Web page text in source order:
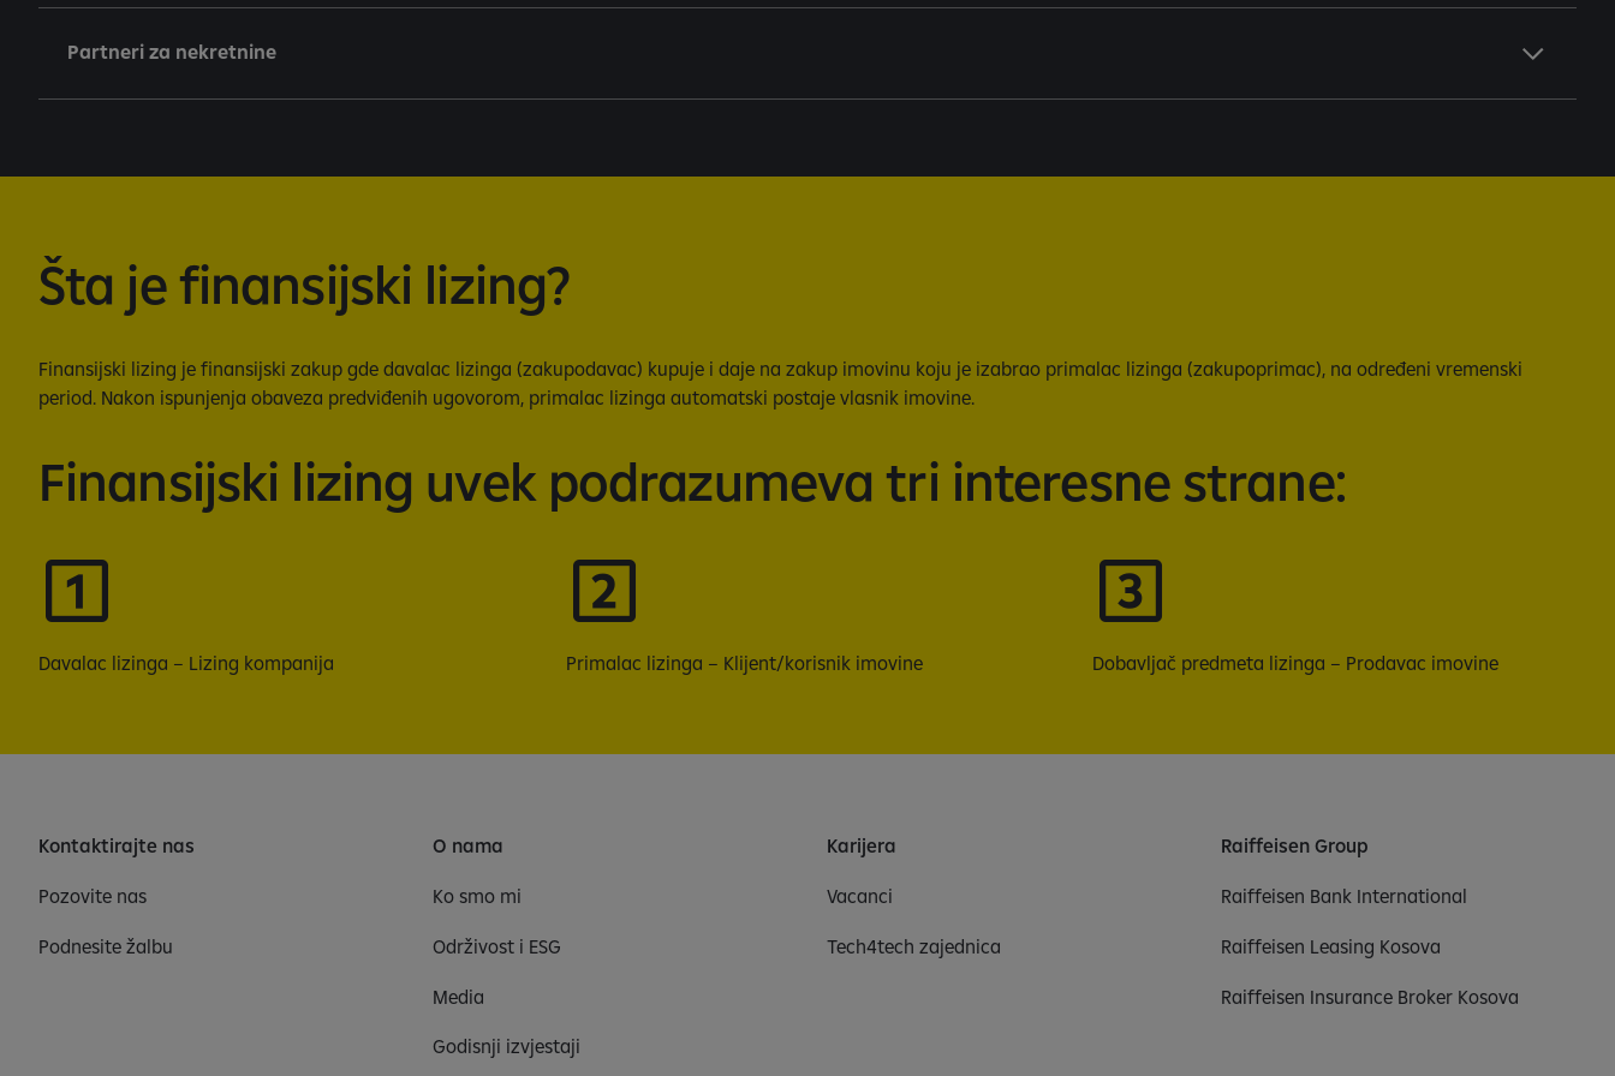
Partneri za nekretnine
Šta je finansijski lizing?
Finansijski lizing je finansijski zakup gde davalac lizinga (zakupodavac) kupuje i daje na zakup imovinu koju je izabrao primalac lizinga (zakupoprimac), na određeni vremenski
period. Nakon ispunjenja obaveza predviđenih ugovorom, primalac lizinga automatski postaje vlasnik imovine.
Finansijski lizing uvek podrazumeva tri interesne strane:
Davalac lizinga – Lizing kompanija Primalac lizinga – Klijent/korisnik imovine Dobavljač predmeta lizinga – Prodavac imovine
Kontaktirajte nas
Pozovite nas
Podnesite žalbu
O nama
Ko smo mi
Održivost i ESG
Media
Godisnji izvjestaji
Karijera
Vacanci
Tech4tech zajednica
Raiffeisen Group
Raiffeisen Bank International
Raiffeisen Leasing Kosova
Raiffeisen Insurance Broker Kosova